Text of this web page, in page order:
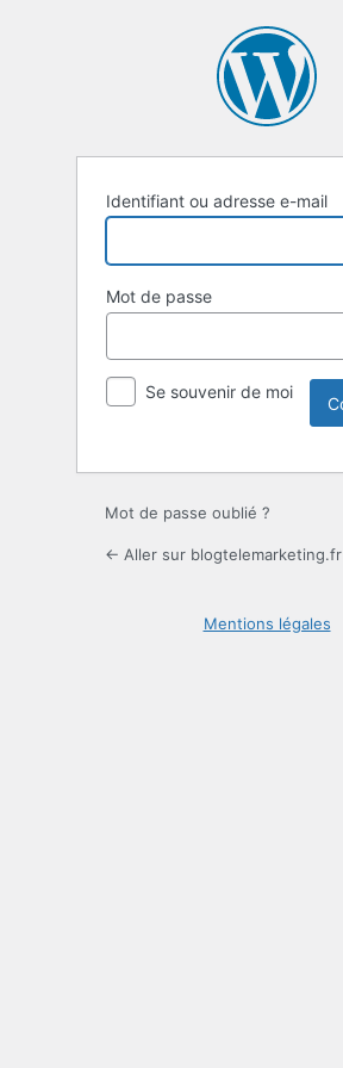
Identifiant ou adresse e-mail
Mot de passe
Se souvenir de moi
Mot de passe oublié ?
← Aller sur blogtelemarketing.fr
Mentions légales